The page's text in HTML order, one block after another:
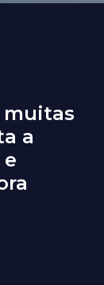
muitas
a